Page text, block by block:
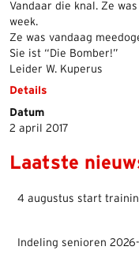
Vandaar die knal. Ze
week.
Ze was vandaag
Sie ist “Die Bomber!”
Leider W. Kuperus
Details
Datum
2 april 2017
Laatste
4 augustus start
Indeling senioren